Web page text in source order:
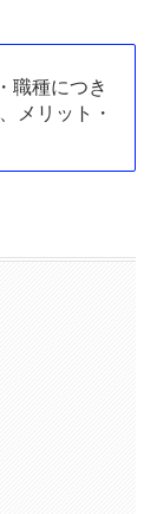
職種につき
メリット・